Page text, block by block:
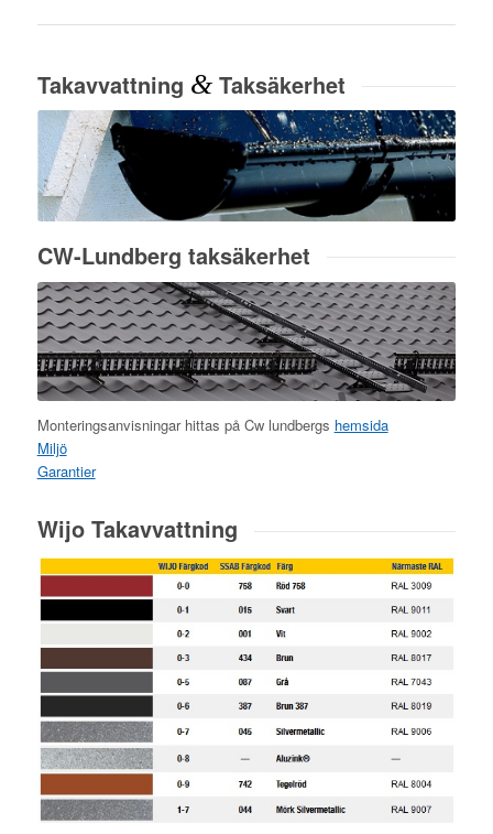
Takavvattning &Taksäkerhet
CW-Lundberg taksäkerhet
Monteringsanvisningar hittas på Cw lundbergs hemsida
Miljö
Garantier
Wijo Takavvattning